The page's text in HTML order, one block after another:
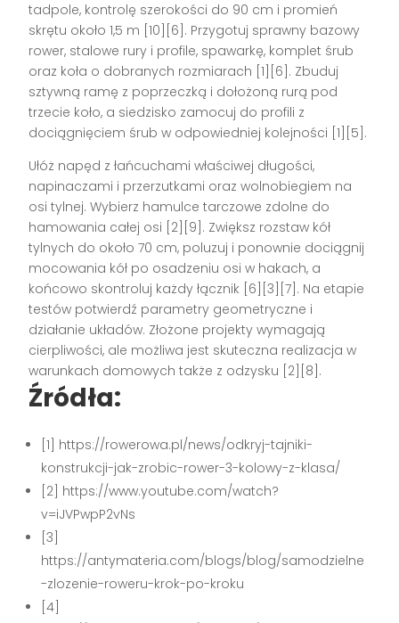
tadpole, kontrolę szerokości do 90 cm i promień
skrętu około 1,5 m [10][6]. Przygotuj sprawny bazowy
rower, stalowe rury i profile, spawarkę, komplet śrub
oraz koła o dobranych rozmiarach [1][6]. Zbuduj
sztywną ramę z poprzeczką i dołożoną rurą pod
trzecie koło, a siedzisko zamocuj do profili z
dociągnięciem śrub w odpowiedniej kolejności [1][5].
Ułóż napęd z łańcuchami właściwej długości,
napinaczami i przerzutkami oraz wolnobiegiem na
osi tylnej. Wybierz hamulce tarczowe zdolne do
hamowania całej osi [2][9]. Zwiększ rozstaw kół
tylnych do około 70 cm, poluzuj i ponownie dociągnij
mocowania kół po osadzeniu osi w hakach, a
końcowo skontroluj każdy łącznik [6][3][7]. Na etapie
testów potwierdź parametry geometryczne i
działanie układów. Złożone projekty wymagają
cierpliwości, ale możliwa jest skuteczna realizacja w
warunkach domowych także z odzysku [2][8].
Źródła:
[1] https://rowerowa.pl/news/odkryj-tajniki-
konstrukcji-jak-zrobic-rower-3-kolowy-z-klasa/
[2] https://www.youtube.com/watch?
v=iJVPwpP2vNs
[3]
https://antymateria.com/blogs/blog/samodzielne
-zlozenie-roweru-krok-po-kroku
[4]